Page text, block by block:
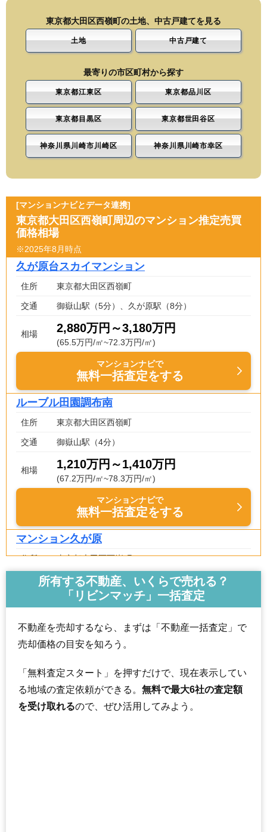
東京都大田区西嶺町の土地、中古戸建てを見る
土地 中古戸建て
最寄りの市区町村から探す
東京都江東区 東京都品川区
東京都目黒区 東京都世田谷区
神奈川県川崎市川崎区 神奈川県川崎市幸区
[マンションナビとデータ連携]
東京都大田区西嶺町周辺のマンション推定売買
価格相場
※2025年8月時点
久が原台スカイマンション
住所 東京都大田区西嶺町
交通 御嶽山駅（5分）、久が原駅（8分）
相場 2,880万円～3,180万円
(65.5万円/㎡~72.3万円/㎡)
マンションナビで
無料一括査定をする
ルーブル田園調布南
住所 東京都大田区西嶺町
交通 御嶽山駅（4分）
相場 1,210万円～1,410万円
(67.2万円/㎡~78.3万円/㎡)
マンションナビで
無料一括査定をする
マンション久が原
住所 東京都大田区西嶺町
鵜の木駅（8分）、久が原駅（9分）、沼部駅（10
分）
2,620万円～2,820万円
(59.5万円/㎡~64.1万円/㎡)
マンションナビで
東急ドエルアルス田園調布南
住所 東京都大田区西嶺町
所有する不動産、いくらで売れる？
「リビンマッチ」一括査定
不動産を売却するなら、まずは「不動産一括査定」で
売却価格の目安を知ろう。
「無料査定スタート」を押すだけで、現在表示してい
る地域の査定依頼ができる。 無料で最大6社の査定額
を受け取れるので、ぜひ活用してみよう。